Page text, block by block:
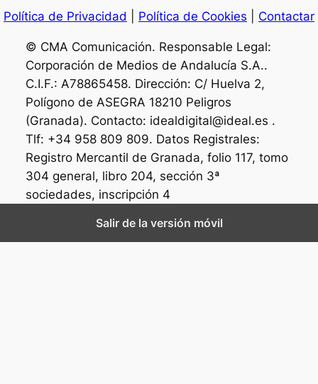
Política de Privacidad Política de Cookies Contactar
© CMA Comunicación. Responsable Legal:
Corporación de Medios de Andalucía S.A..
C.I.F.: A78865458. Dirección: C/ Huelva 2,
Polígono de ASEGRA 18210 Peligros
(Granada). Contacto: idealdigital@ideal.es .
Tlf: +34 958 809 809. Datos Registrales:
Registro Mercantil de Granada, folio 117, tomo
304 general, libro 204, sección 3ª
sociedades, inscripción 4
Salir de la versión móvil